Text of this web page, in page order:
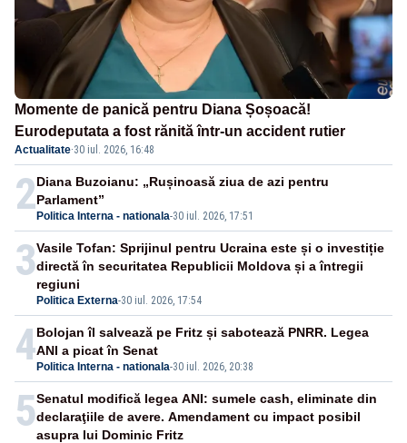
Momente de panică pentru Diana Șoșoacă!
Eurodeputata a fost rănită într-un accident rutier
Actualitate·30 iul. 2026, 16:48
2 Politica Interna - nationala-30 iul. 2026, 17:51
Diana Buzoianu: „Rușinoasă ziua de azi pentru
Parlament”
3
Politica Externa-30 iul. 2026, 17:54
Vasile Tofan: Sprijinul pentru Ucraina este și o investiție
directă în securitatea Republicii Moldova și a întregii
regiuni
4 Politica Interna - nationala-30 iul. 2026, 20:38
Bolojan îl salvează pe Fritz și sabotează PNRR. Legea
ANI a picat în Senat
5Senatul modifică legea ANI: sumele cash, eliminate din
declaraţiile de avere. Amendament cu impact posibil
asupra lui Dominic Fritz